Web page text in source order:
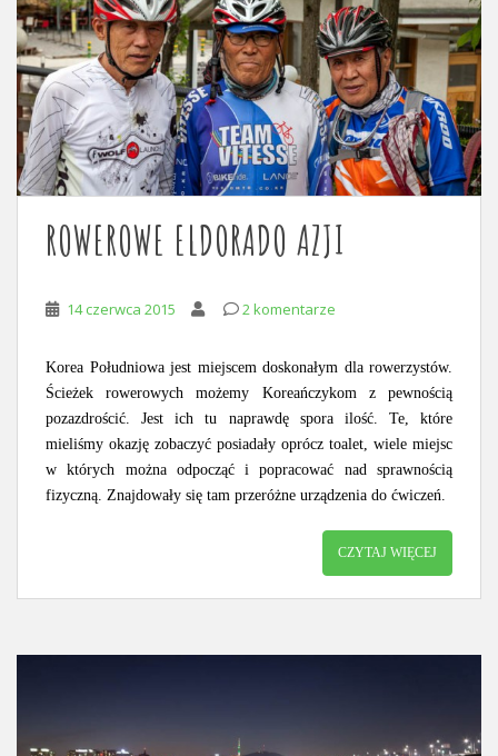
ROWEROWE ELDORADO AZJI
14 czerwca 2015 2 komentarze
Korea Południowa jest miejscem doskonałym dla rowerzystów.
Ścieżek rowerowych możemy Koreańczykom z pewnością
pozazdrościć. Jest ich tu naprawdę spora ilość. Te, które
mieliśmy okazję zobaczyć posiadały oprócz toalet, wiele miejsc
w których można odpocząć i popracować nad sprawnością
fizyczną. Znajdowały się tam przeróżne urządzenia do ćwiczeń.
CZYTAJ WIĘCEJ